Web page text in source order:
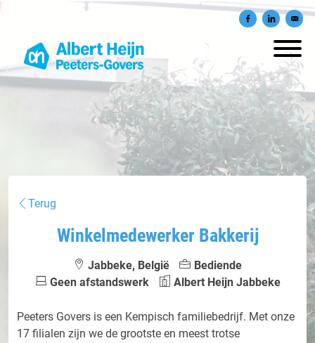
Delen op Facebook
Delen op
Terug
Winkelmedewerker Bakkerij
Jabbeke, België
Bediende
Geen afstandswerk
Albert Heijn Jabbeke
Peeters Govers is een Kempisch familiebedrijf. Met onze
17 filialen zijn we de grootste en meest trotse